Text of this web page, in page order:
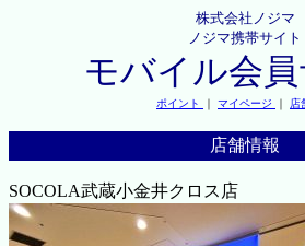
株式会社ノジマ
ノジマ携帯サイト
モバイル会員
ポイント ｜ マイページ ｜ 店
店舗情報
SOCOLA武蔵小金井クロス店